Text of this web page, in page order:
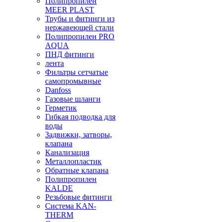
MEER PLAST
Трубы и фитинги из
нержавеющей стали
Полипропилен PRO
AQUA
ПНД фитинги
лента
Фильтры сетчатые
самопромывные
Danfoss
Газовые шланги
Герметик
Гибкая подводка для
воды
Задвижки, затворы,
клапана
Канализация
Металлопластик
Обратные клапана
Полипропилен
KALDE
Резьбовые фитинги
Система KAN-
THERM